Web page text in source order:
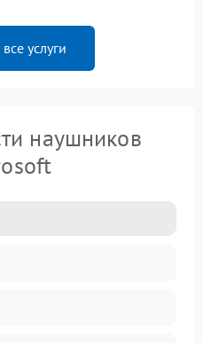
услуги
наушников